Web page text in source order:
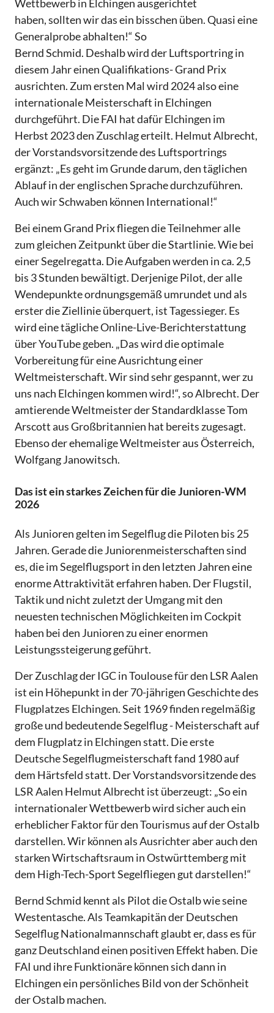
Wettbewerb in Elchingen ausgerichtet
haben, sollten wir das ein bisschen üben. Quasi eine
Generalprobe abhalten!“ So
Bernd Schmid. Deshalb wird der Luftsportring in
diesem Jahr einen Qualifikations- Grand Prix
ausrichten. Zum ersten Mal wird 2024 also eine
internationale Meisterschaft in Elchingen
durchgeführt. Die FAI hat dafür Elchingen im
Herbst 2023 den Zuschlag erteilt. Helmut Albrecht,
der Vorstandsvorsitzende des Luftsportrings
ergänzt: „Es geht im Grunde darum, den täglichen
Ablauf in der englischen Sprache durchzuführen.
Auch wir Schwaben können International!“
Bei einem Grand Prix fliegen die Teilnehmer alle
zum gleichen Zeitpunkt über die Startlinie. Wie bei
einer Segelregatta. Die Aufgaben werden in ca. 2,5
bis 3 Stunden bewältigt. Derjenige Pilot, der alle
Wendepunkte ordnungsgemäß umrundet und als
erster die Ziellinie überquert, ist Tagessieger. Es
wird eine tägliche Online-Live-Berichterstattung
über YouTube geben. „Das wird die optimale
Vorbereitung für eine Ausrichtung einer
Weltmeisterschaft. Wir sind sehr gespannt, wer zu
uns nach Elchingen kommen wird!“, so Albrecht. Der
amtierende Weltmeister der Standardklasse Tom
Arscott aus Großbritannien hat bereits zugesagt.
Ebenso der ehemalige Weltmeister aus Österreich,
Wolfgang Janowitsch.
Das ist ein starkes Zeichen für die Junioren-WM
2026
Als Junioren gelten im Segelflug die Piloten bis 25
Jahren. Gerade die Juniorenmeisterschaften sind
es, die im Segelflugsport in den letzten Jahren eine
enorme Attraktivität erfahren haben. Der Flugstil,
Taktik und nicht zuletzt der Umgang mit den
neuesten technischen Möglichkeiten im Cockpit
haben bei den Junioren zu einer enormen
Leistungssteigerung geführt.
Der Zuschlag der IGC in Toulouse für den LSR Aalen
ist ein Höhepunkt in der 70-jährigen Geschichte des
Flugplatzes Elchingen. Seit 1969 finden regelmäßig
große und bedeutende Segelflug - Meisterschaft auf
dem Flugplatz in Elchingen statt. Die erste
Deutsche Segelflugmeisterschaft fand 1980 auf
dem Härtsfeld statt. Der Vorstandsvorsitzende des
LSR Aalen Helmut Albrecht ist überzeugt: „So ein
internationaler Wettbewerb wird sicher auch ein
erheblicher Faktor für den Tourismus auf der Ostalb
darstellen. Wir können als Ausrichter aber auch den
starken Wirtschaftsraum in Ostwürttemberg mit
dem High-Tech-Sport Segelfliegen gut darstellen!“
Bernd Schmid kennt als Pilot die Ostalb wie seine
Westentasche. Als Teamkapitän der Deutschen
Segelflug Nationalmannschaft glaubt er, dass es für
ganz Deutschland einen positiven Effekt haben. Die
FAI und ihre Funktionäre können sich dann in
Elchingen ein persönliches Bild von der Schönheit
der Ostalb machen.